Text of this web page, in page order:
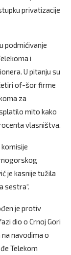
privatizacije
podmićivanje
i
U pitanju su
of-šor firme
za
mito kako
vlasništva.
je kasnije tužila
sestra“.
je protiv
dio o Crnoj Gori
navodima o
Telekom